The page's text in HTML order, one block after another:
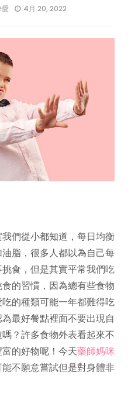
4月 20, 2022
們從小都知道，每日均衡
脂，很多人都以為自己每
食，但是其實平常我們吃
的習慣，因為總有些食物
的種類可能一年都難得吃
最好餐點裡面不要出現自
？許多食物外表看起來不
的好物呢！今天藥師媽咪
不願意嘗試但是對身體非